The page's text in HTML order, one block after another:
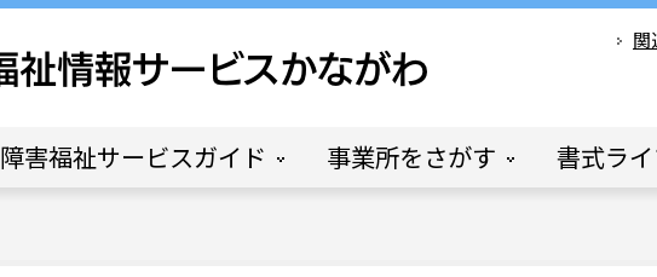
関
障害福祉サービスガイド 事業所をさがす 書式ラ